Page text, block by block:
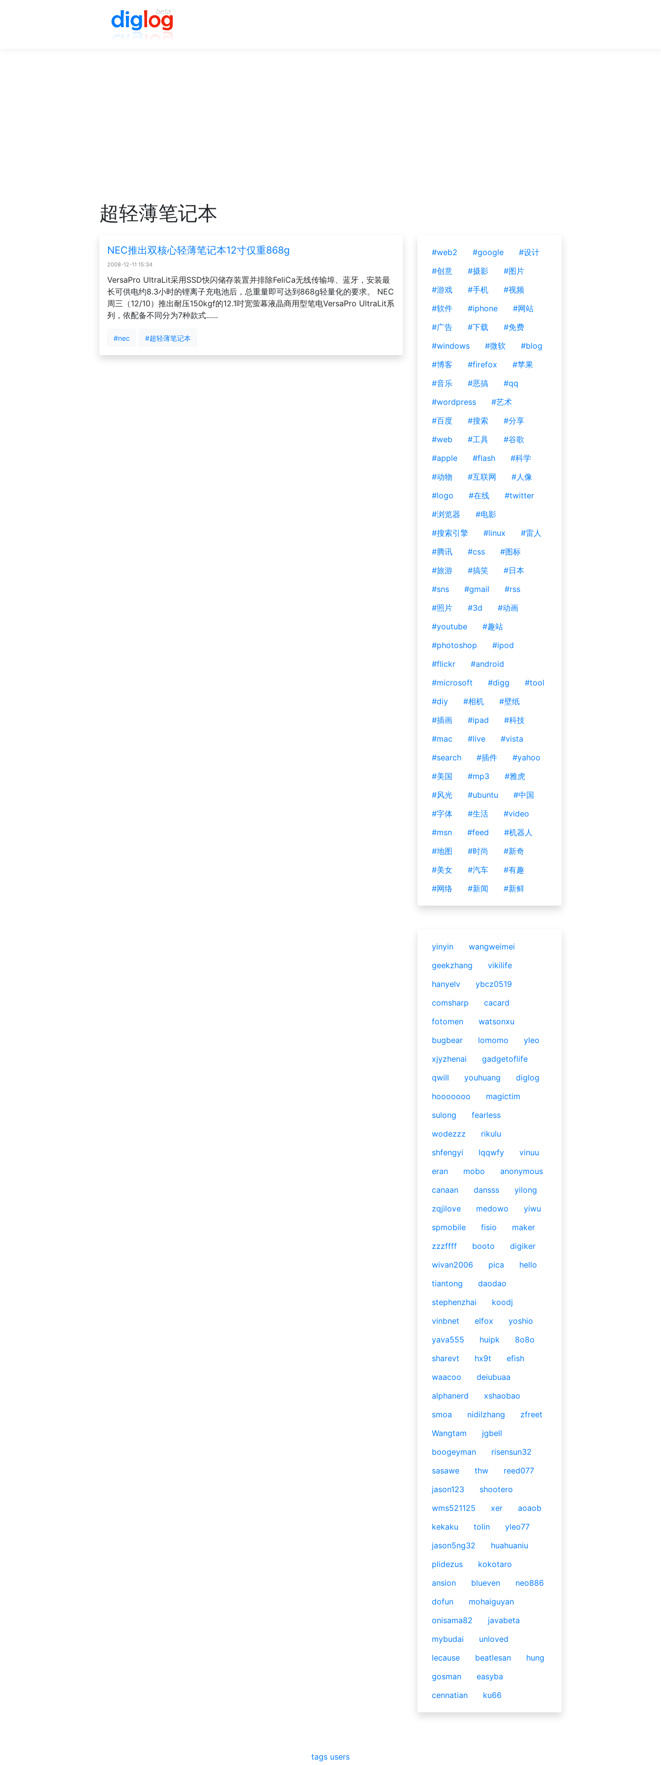
超轻薄笔记本
NEC推出双核心轻薄笔记本12寸仅重868g
2008-12-11 15:34
VersaPro UltraLit采用SSD快闪储存装置并排除FeliCa无线传输埠、蓝牙，安装最
长可供电约8.3小时的锂离子充电池后，总重量即可达到868g轻量化的要求。 NEC
周三（12/10）推出耐压150kgf的12.1吋宽萤幕液晶商用型笔电VersaPro UltraLit系
列，依配备不同分为7种款式......
#nec #超轻薄笔记本
#web2 #google
#设计
#创意
#摄影
#图片
#游戏
#手机
#视频
#软件
#iphone
#网站
#广告
#下载
#免费
#windows
#微软
#blog
#博客
#firefox
#苹果
#音乐
#恶搞
#qq
#wordpress
#艺术
#百度
#搜索
#分享
#web
#工具
#谷歌
#apple
#flash
#科学
#动物
#互联网
#人像
#logo
#在线
#twitter
#浏览器
#电影
#搜索引擎
#linux
#雷人
#腾讯
#css
#图标
#旅游
#搞笑
#日本
#sns
#gmail
#rss
#照片
#3d
#动画
#youtube
#趣站
#photoshop
#ipod
#flickr
#android
#microsoft
#digg
#tool
#diy
#相机
#壁纸
#插画
#ipad
#科技
#mac
#live
#vista
#search
#插件
#yahoo
#美国
#mp3
#雅虎
#风光
#ubuntu
#中国
#字体
#生活
#video
#msn
#feed
#机器人
#地图
#时尚
#新奇
#美女
#汽车
#有趣
#网络
#新闻 #新鲜
yinyin
wangweimei
geekzhang
vikilife
hanyelv
ybcz0519
comsharp
cacard
fotomen
watsonxu
bugbear
lomomo
yleo
xjyzhenai
gadgetoflife
qwill
youhuang
diglog
hooooooo
magictim
sulong
fearless
wodezzz
rikulu
shfengyi
lqqwfy
vinuu
eran
mobo
anonymous
canaan
dansss
yilong
zqjilove
medowo
yiwu
spmobile
fisio
maker
zzzffff
booto
digiker
wivan2006
pica
hello
tiantong
daodao
stephenzhai
koodj
vinbnet
elfox
yoshio
yava555
huipk
8o8o
sharevt
hx9t
efish
waacoo
deiubuaa
alphanerd
xshaobao
smoa
nidilzhang
zfreet
Wangtam
jgbell
boogeyman
risensun32
sasawe
thw
reed077
jason123
shootero
wms521125
xer
aoaob
kekaku
tolin
yleo77
jason5ng32
huahuaniu
plidezus
kokotaro
ansion
blueven
neo886
dofun
mohaiguyan
onisama82
javabeta
mybudai
unloved
lecause
beatlesan
hung
gosman
easyba
cennatian
ku66
tags users